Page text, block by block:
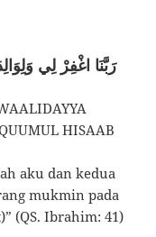
رَبَّنَا اغْفِرْ لِي
HISAAB
aku dan kedua
mukmin pada
(QS. Ibrahim: 41)